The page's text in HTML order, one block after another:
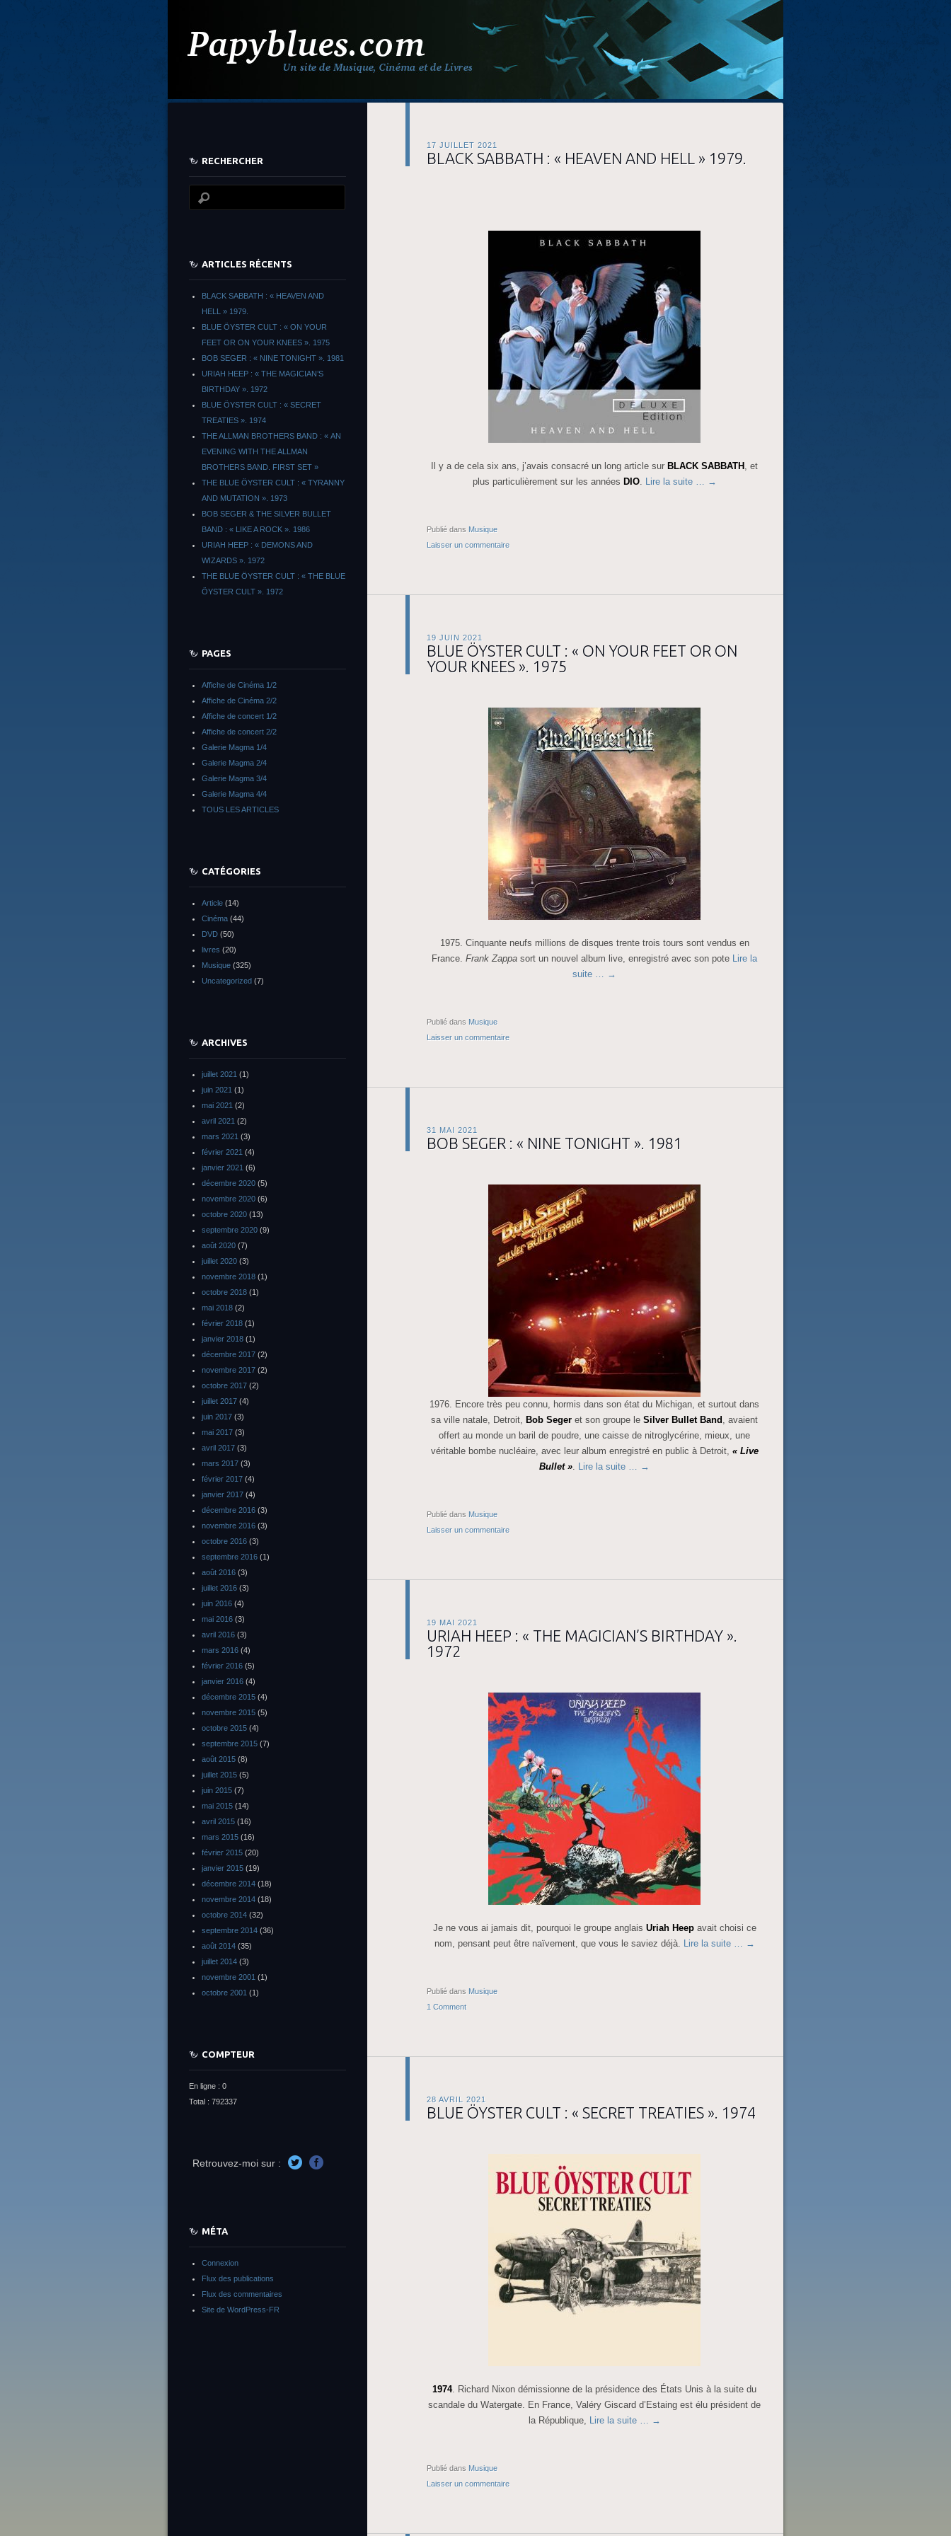
17 JUILLET 2021
BLACK SABBATH : « HEAVEN AND HELL » 1979.
Il y a de cela six ans, j’avais consacré un long article sur BLACK SABBATH , et
plus particulièrement sur les années DIO. Lire la suite … →
Publié dans Musique
Laisser un commentaire
19 JUIN 2021
BLUE ÖYSTER CULT : « ON YOUR FEET OR ON
YOUR KNEES ». 1975
1975. Cinquante neufs millions de disques trente trois tours sont vendus en
France. Frank Zappa sort un nouvel album live, enregistré avec son pote Lire la
suite … →
Publié dans Musique
Laisser un commentaire
31 MAI 2021
BOB SEGER : « NINE TONIGHT ». 1981
1976. Encore très peu connu, hormis dans son état du Michigan, et surtout dans
sa ville natale, Detroit, Bob Seger et son groupe le Silver Bullet Band , avaient
offert au monde un baril de poudre, une caisse de nitroglycérine, mieux, une
véritable bombe nucléaire, avec leur album enregistré en public à Detroit, « Live
Bullet ». Lire la suite … →
Publié dans Musique
Laisser un commentaire
19 MAI 2021
URIAH HEEP : « THE MAGICIAN’S BIRTHDAY ».
1972
Je ne vous ai jamais dit, pourquoi le groupe anglais Uriah Heepavait choisi ce
nom, pensant peut être naïvement, que vous le saviez déjà. Lire la suite … →
Publié dans Musique
1 Comment
28 AVRIL 2021
BLUE ÖYSTER CULT : « SECRET TREATIES ». 1974
1974. Richard Nixon démissionne de la présidence des États Unis à la suite du
scandale du Watergate. En France, Valéry Giscard d’Estaing est élu président de
la République, Lire la suite … →
Publié dans Musique
Laisser un commentaire
RECHERCHER
ARTICLES RÉCENTS
BLACK SABBATH : « HEAVEN AND
HELL » 1979.
BLUE ÖYSTER CULT : « ON YOUR
FEET OR ON YOUR KNEES ». 1975
BOB SEGER : « NINE TONIGHT ». 1981
URIAH HEEP : « THE MAGICIAN’S
BIRTHDAY ». 1972
BLUE ÖYSTER CULT : « SECRET
TREATIES ». 1974
THE ALLMAN BROTHERS BAND : « AN
EVENING WITH THE ALLMAN
BROTHERS BAND. FIRST SET »
THE BLUE ÖYSTER CULT : « TYRANNY
AND MUTATION ». 1973
BOB SEGER & THE SILVER BULLET
BAND : « LIKE A ROCK ». 1986
URIAH HEEP : « DEMONS AND
WIZARDS ». 1972
THE BLUE ÖYSTER CULT : « THE BLUE
ÖYSTER CULT ». 1972
PAGES
Affiche de Cinéma 1/2
Affiche de Cinéma 2/2
Affiche de concert 1/2
Affiche de concert 2/2
Galerie Magma 1/4
Galerie Magma 2/4
Galerie Magma 3/4
Galerie Magma 4/4
TOUS LES ARTICLES
CATÉGORIES
Article (14)
Cinéma (44)
DVD (50)
livres (20)
Musique (325)
Uncategorized (7)
ARCHIVES
juillet 2021 (1)
juin 2021 (1)
mai 2021 (2)
avril 2021 (2)
mars 2021 (3)
février 2021 (4)
janvier 2021 (6)
décembre 2020 (5)
novembre 2020 (6)
octobre 2020 (13)
septembre 2020 (9)
août 2020 (7)
juillet 2020 (3)
novembre 2018 (1)
octobre 2018 (1)
mai 2018 (2)
février 2018 (1)
janvier 2018 (1)
décembre 2017 (2)
novembre 2017 (2)
octobre 2017 (2)
juillet 2017 (4)
juin 2017 (3)
mai 2017 (3)
avril 2017 (3)
mars 2017 (3)
février 2017 (4)
janvier 2017 (4)
décembre 2016 (3)
novembre 2016 (3)
octobre 2016 (3)
septembre 2016 (1)
août 2016 (3)
juillet 2016 (3)
juin 2016 (4)
mai 2016 (3)
avril 2016 (3)
mars 2016 (4)
février 2016 (5)
janvier 2016 (4)
décembre 2015 (4)
novembre 2015 (5)
octobre 2015 (4)
septembre 2015 (7)
août 2015 (8)
juillet 2015 (5)
juin 2015 (7)
mai 2015 (14)
avril 2015 (16)
mars 2015 (16)
février 2015 (20)
janvier 2015 (19)
décembre 2014 (18)
novembre 2014 (18)
octobre 2014 (32)
septembre 2014 (36)
août 2014 (35)
juillet 2014 (3)
novembre 2001 (1)
octobre 2001 (1)
COMPTEUR
En ligne : 0
Total : 792337
Retrouvez-moi sur :
MÉTA
Connexion
Flux des publications
Flux des commentaires
Site de WordPress-FR